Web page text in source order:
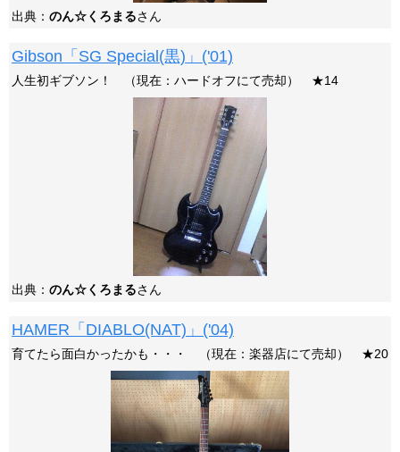
出典： のん☆くろまるさん
Gibson「SG Special(黒)」('01)
人生初ギブソン！ （現在：ハードオフにて売却） ★14
出典： のん☆くろまるさん
HAMER「DIABLO(NAT)」('04)
育てたら面白かったかも・・・ （現在：楽器店にて売却） ★20